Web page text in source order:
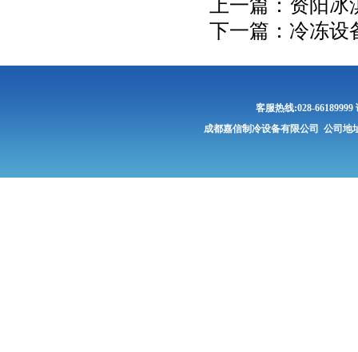
下一篇： 冷冻设
客服热线:028-
成都嘉信制冷设备有限公司 公司地